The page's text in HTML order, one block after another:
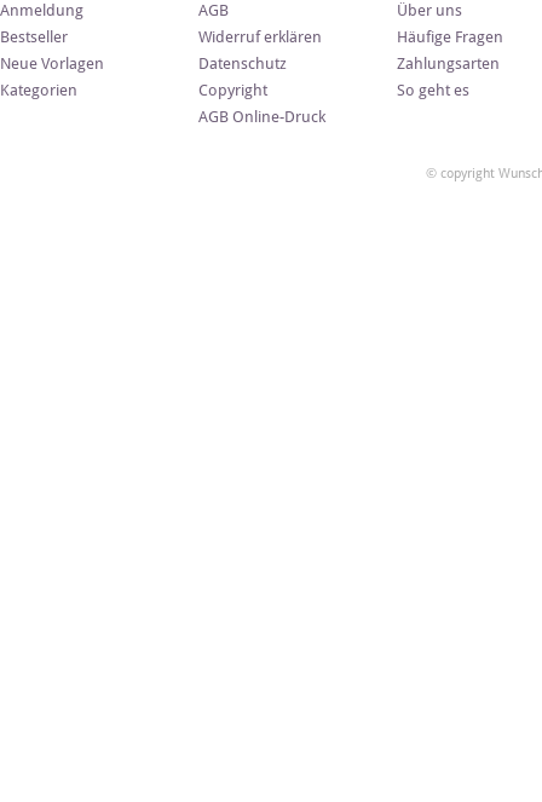
Anmeldung
Bestseller
Neue Vorlagen
Kategorien
AGB
Widerruf erklären
Datenschutz
Copyright
AGB Online-Druck
Über uns
Häufige Fragen
Zahlungsarten
So geht es
© copyright